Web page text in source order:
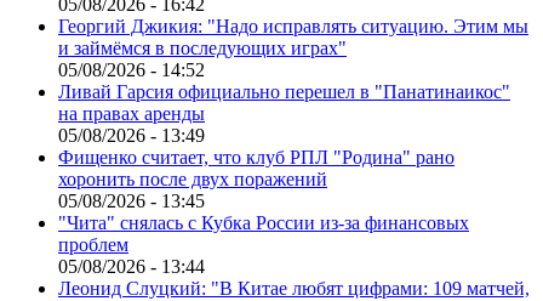
Георгий Джикия: "Надо исправлять ситуацию. Этим мы
и займёмся в последующих играх"
05/08/2026 - 14:52
Ливай Гарсия официально перешел в "Панатинаикос"
на правах аренды
05/08/2026 - 13:49
Фищенко считает, что клуб РПЛ "Родина" рано
хоронить после двух поражений
05/08/2026 - 13:45
"Чита" снялась с Кубка России из-за финансовых
проблем
05/08/2026 - 13:44
Леонид Слуцкий: "В Китае любят цифрами: 109 матчей,